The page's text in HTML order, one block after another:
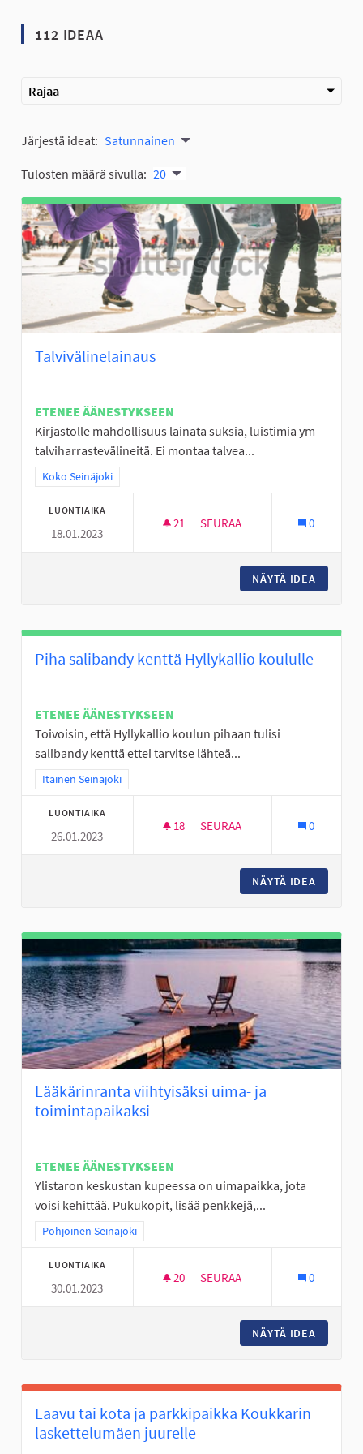
112 IDEAA
Rajaa
Järjestä ideat: Satunnainen
Tulosten määrä sivulla: 20
Talvivälinelainaus
ETENEE ÄÄNESTYKSEEN
Kirjastolle mahdollisuus lainata suksia, luistimia ym
talviharrastevälineitä. Ei montaa talvea...
Rajaa tulokset teeman mukaan: Koko Seinäjoki
Koko Seinäjoki
LUONTIAIKA
18.01.2023
21 21 SEURAAJAA
SEURAA 0
NÄYTÄ IDEA
Piha salibandy kenttä Hyllykallio koululle
ETENEE ÄÄNESTYKSEEN
Toivoisin, että Hyllykallio koulun pihaan tulisi
salibandy kenttä ettei tarvitse lähteä...
Rajaa tulokset teeman mukaan: Itäinen Seinäjoki
Itäinen Seinäjoki
LUONTIAIKA
26.01.2023
18 18 SEURAAJAA
SEURAA 0
NÄYTÄ IDEA
Lääkärinranta viihtyisäksi uima- ja
toimintapaikaksi
ETENEE ÄÄNESTYKSEEN
Ylistaron keskustan kupeessa on uimapaikka, jota
voisi kehittää. Pukukopit, lisää penkkejä,...
Rajaa tulokset teeman mukaan: Pohjoinen Seinäjoki
Pohjoinen Seinäjoki
LUONTIAIKA
30.01.2023
20 20 SEURAAJAA
SEURAA 0
NÄYTÄ IDEA
Laavu tai kota ja parkkipaikka Koukkarin
laskettelumäen juurelle